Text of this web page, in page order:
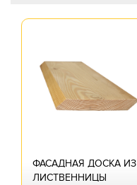
лиственницы
ФАСАДНАЯ ДОСКА ИЗ
ЛИСТВЕННИЦЫ